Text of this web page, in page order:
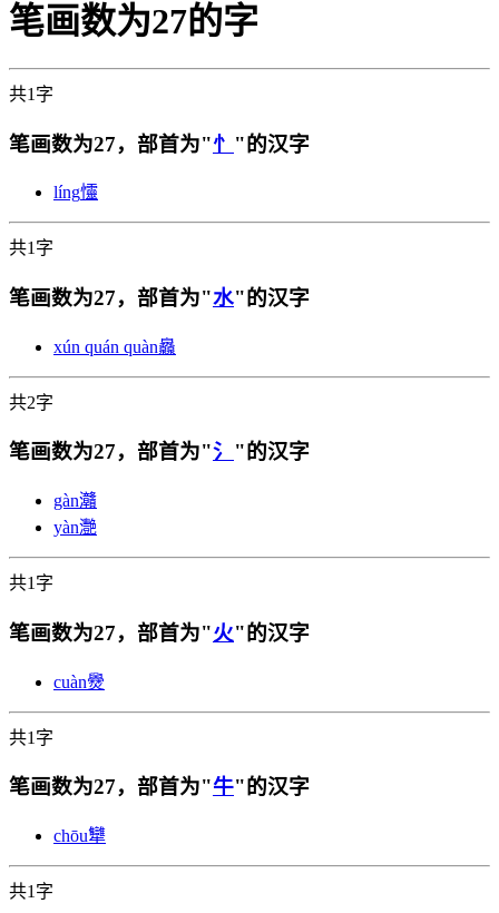
笔画数为27的字
共1字
笔画数为27，部首为"忄 "的汉字
líng㦭
共1字
笔画数为27，部首为"水"的汉字
xún quán quàn灥
共2字
笔画数为27，部首为"氵 "的汉字
gàn灨
yàn灧
共1字
笔画数为27，部首为"火"的汉字
cuàn㸑
共1字
笔画数为27，部首为"牛"的汉字
chōu犫
共1字